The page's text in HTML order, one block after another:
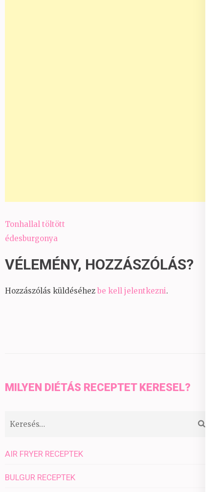
Bejegyzés
navigáció
Tonhallal töltött
édesburgonya
VÉLEMÉNY, HOZZÁSZÓLÁS?
Hozzászólás küldéséhez be kell jelentkezni.
MILYEN DIÉTÁS RECEPTET KERESEL?
Keresés:
AIR FRYER RECEPTEK
BULGUR RECEPTEK